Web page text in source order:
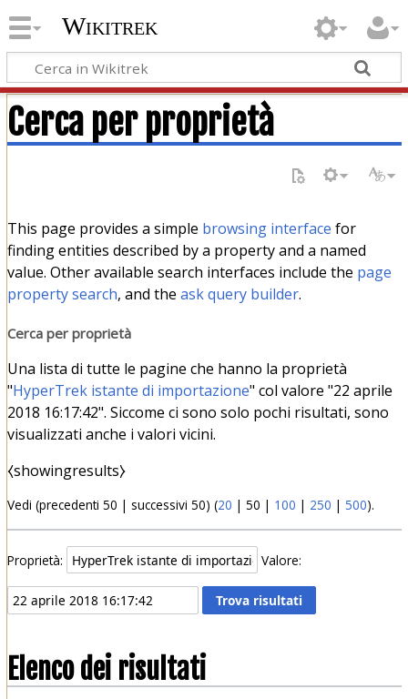
Wikitrek
Cerca per proprietà
This page provides a simple browsing interface for
finding entities described by a property and a named
value. Other available search interfaces include the page
property search, and the ask query builder.
Cerca per proprietà
Una lista di tutte le pagine che hanno la proprietà
"HyperTrek istante di importazione" col valore "22 aprile
2018 16:17:42". Siccome ci sono solo pochi risultati, sono
visualizzati anche i valori vicini.
⧼showingresults⧽
Vedi (precedenti 50 | successivi 50) (20 | 50 | 100 | 250 | 500).
Proprietà: Valore:
Elenco dei risultati